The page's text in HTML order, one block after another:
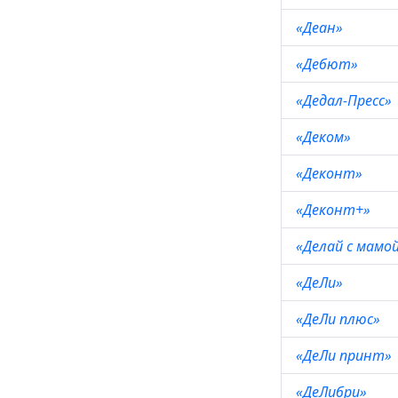
«Деан»
«Дебют»
«Дедал-Пресс»
«Деком»
«Деконт»
«Деконт+»
«Делай с
«ДеЛи»
«ДеЛи плюс»
«ДеЛи принт»
«ДеЛибри»